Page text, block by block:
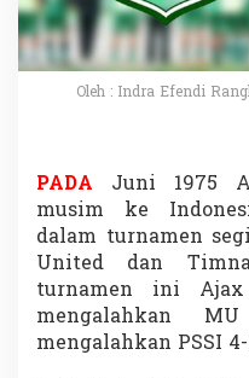
l
u
s
)
V
a
x
7
J
u
n
i
1
Oleh : Indra Efendi
PADA Juni 1975
musim ke
dalam turnamen
United dan
turnamen ini
mengalahkan
mengalahkan PSSI